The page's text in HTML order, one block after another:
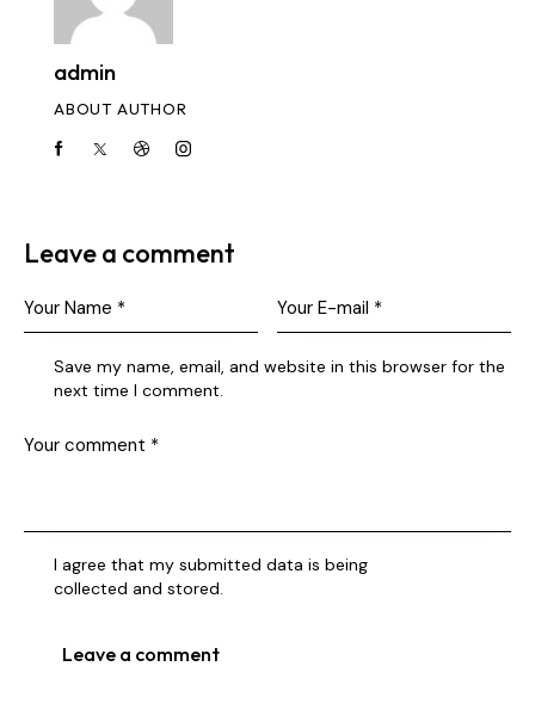
admin
ABOUT AUTHOR
Leave a comment
Save my name, email, and website in this browser for the
next time I comment.
I agree that my submitted data is being
collected and stored.